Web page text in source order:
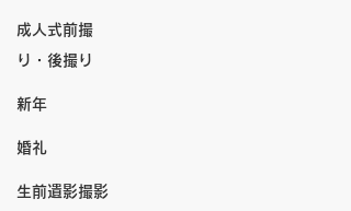
成人式前撮
り・後撮り
新年
婚礼
生前遺影撮影